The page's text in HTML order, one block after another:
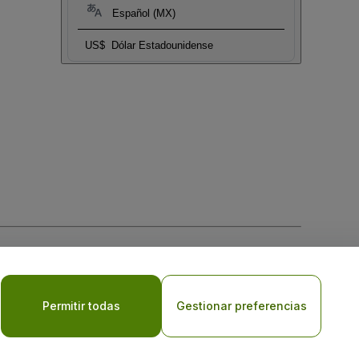
Español (MX)
US$ Dólar Estadounidense
laPolítica de Privacidad para Móviles
Permitir todas Gestionar preferencias